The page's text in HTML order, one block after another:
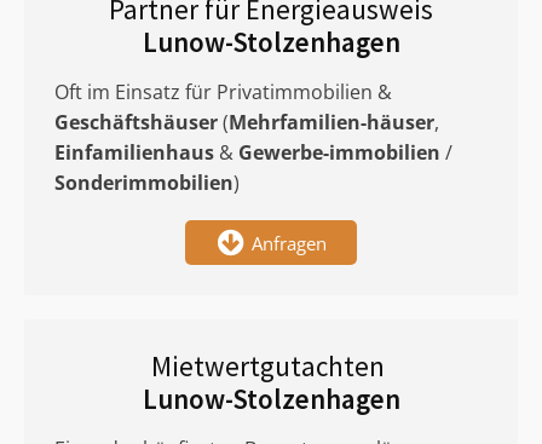
Partner für Energieausweis
Lunow-Stolzenhagen
Oft im Einsatz für Privatimmobilien &
Geschäftshäuser(Mehrfamilien-häuser,
Einfamilienhaus & Gewerbe-immobilien /
Sonderimmobilien)
Anfragen
Mietwertgutachten
Lunow-Stolzenhagen